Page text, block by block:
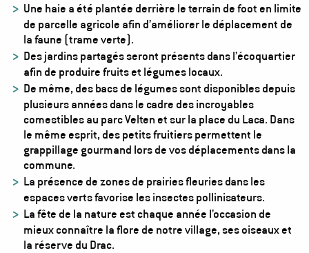
Une haie a été plantée derrière le terrain de foot en limite
de parcelle agricole afin d’améliorer le déplacement de
la faune (trame verte).
Des jardins partagés seront présents dans l’écoquartier
afin de produire fruits et légumes locaux.
De même, des bacs de légumes sont disponibles depuis
plusieurs années dans le cadre des incroyables
comestibles au parc Velten et sur la place du Laca. Dans
le même esprit, des petits fruitiers permettent le
grappillage gourmand lors de vos déplacements dans la
commune.
La présence de zones de prairies fleuries dans les
espaces verts favorise les insectes pollinisateurs.
La fête de la nature est chaque année l’occasion de
mieux connaître la flore de notre village, ses oiseaux et
la réserve du Drac.